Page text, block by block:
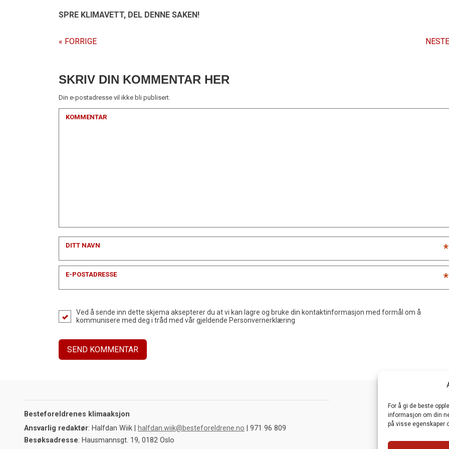
For å gi de beste
informasjon om din
på visse egenskaper
SPRE KLIMAVETT, DEL DENNE SAKEN!
« FORRIGE
SKRIV DIN KOMMENTAR HER
Din e-postadresse vil ikke bli publisert.
KOMMENTAR
DITT NAVN *
E-POSTADRESSE *
Ved å sende inn dette skjema aksepterer du at vi kan lagre og bruke din kontaktinformasjon med formål om å
kommunisere med deg i tråd med vår gjeldende Personvernerklæring
Besteforeldrenes klimaaksjon
Ansvarlig redaktør: Halfdan Wiik | halfdan.wiik@besteforeldrene.no | 971 96 809
Besøksadresse: Hausmannsgt. 19, 0182 Oslo